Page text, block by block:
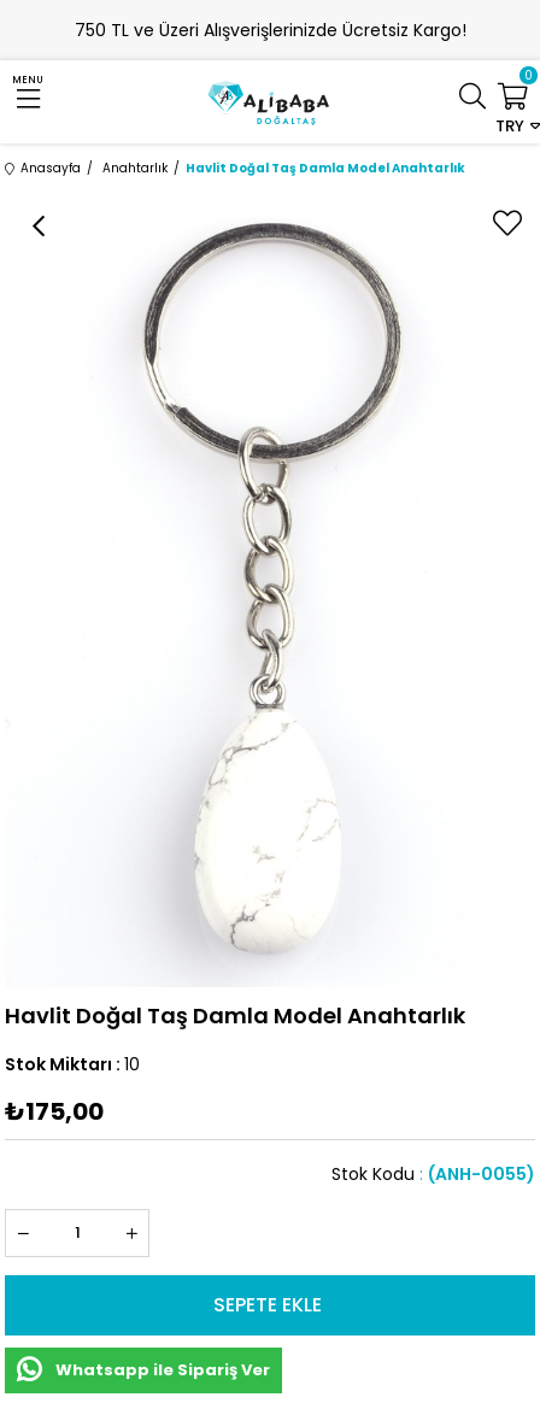
750 TL ve Üzeri Alışverişlerinizde Ücretsiz Kargo!
MENU
TRY
0
Anasayfa Anahtarlık Havlit Doğal Taş Damla Model Anahtarlık
Havlit Doğal Taş Damla Model Anahtarlık
Stok Miktarı : 10
₺175,00
(ANH-0055)
Stok Kodu
Whatsapp ile Sipariş Ver